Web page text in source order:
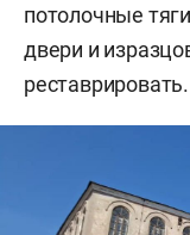
потолочные
двери и
реставрировать.